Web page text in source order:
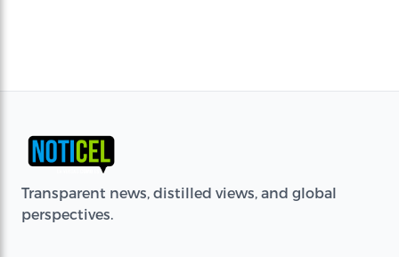
Transparent news, distilled views, and global
perspectives.